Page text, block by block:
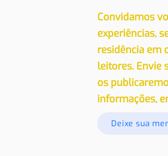
Convidamos
experiências,
residência em
leitores. Envie
os
informações,
Deixe sua